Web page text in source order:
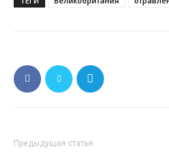
Предыдущая статья